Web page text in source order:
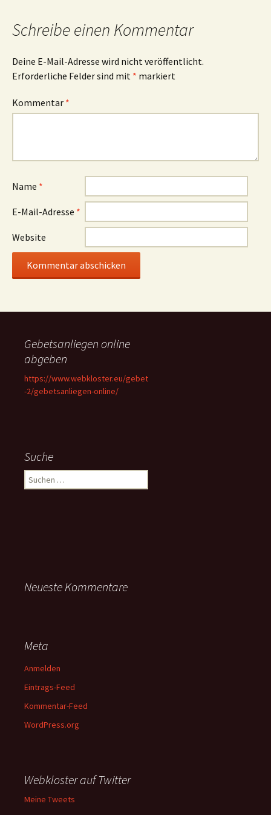
Schreibe einen Kommentar
Deine E-Mail-Adresse wird nicht veröffentlicht.
Erforderliche Felder sind mit * markiert
Kommentar *
Name *
E-Mail-Adresse *
Website
Gebetsanliegen online
abgeben
https://www.webkloster.eu/gebet
-2/gebetsanliegen-online/
Suche
Suchen
nach:
Neueste Kommentare
Meta
Anmelden
Eintrags-Feed
Kommentar-Feed
WordPress.org
Webkloster auf Twitter
Meine Tweets